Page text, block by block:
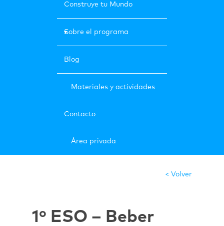
Construye tu Mundo
Sobre el programa
Blog
Materiales y actividades
Contacto
Área privada
< Volver
1º ESO – Beber